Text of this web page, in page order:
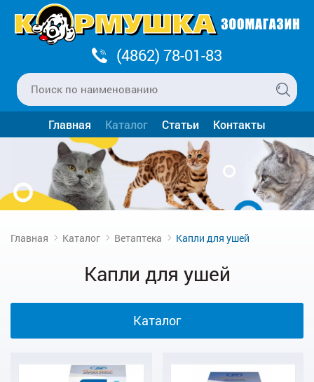
(4862) 78-01-83
Главная Каталог Статьи Контакты
Главная Каталог Ветаптека Капли для ушей
Капли для ушей
Каталог